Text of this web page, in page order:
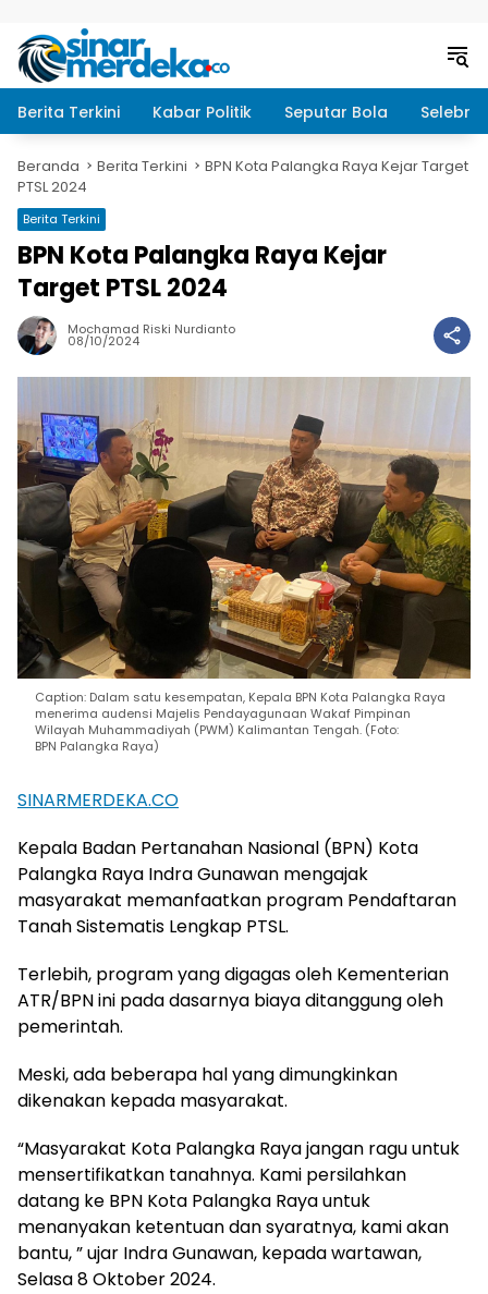
Berita Terkini Kabar Politik Seputar Bola
Beranda Berita Terkini
BPN Kota Palangka Raya Kejar Target
PTSL 2024
Berita Terkini
BPN Kota Palangka Raya Kejar
Target PTSL 2024
Mochamad Riski Nurdianto
08/10/2024
Caption: Dalam satu kesempatan, Kepala BPN Kota Palangka Raya
menerima audensi Majelis Pendayagunaan Wakaf Pimpinan
Wilayah Muhammadiyah (PWM) Kalimantan Tengah. (Foto:
BPN Palangka Raya)
SINARMERDEKA.CO
Kepala Badan Pertanahan Nasional (BPN) Kota
Palangka Raya Indra Gunawan mengajak
masyarakat memanfaatkan program Pendaftaran
Tanah Sistematis Lengkap PTSL.
Terlebih, program yang digagas oleh Kementerian
ATR/BPN ini pada dasarnya biaya ditanggung oleh
pemerintah.
Meski, ada beberapa hal yang dimungkinkan
dikenakan kepada masyarakat.
“Masyarakat Kota Palangka Raya jangan ragu untuk
mensertifikatkan tanahnya. Kami persilahkan
datang ke BPN Kota Palangka Raya untuk
menanyakan ketentuan dan syaratnya, kami akan
bantu, ” ujar Indra Gunawan, kepada wartawan,
Selasa 8 Oktober 2024.